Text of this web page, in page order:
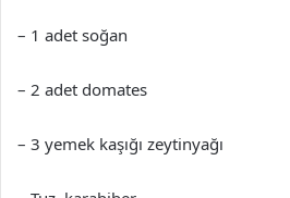
– 1 adet soğan
– 2 adet domates
– 3 yemek kaşığı zeytinyağı